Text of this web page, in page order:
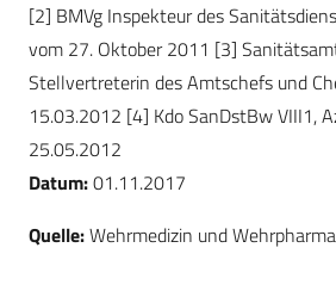
[2] BMVg Inspekteur des
vom 27. Oktober 2011 [3]
Stellvertreterin des Amtschefs und
15.03.2012 [4] Kdo SanDstBw VIII1,
25.05.2012
Datum:01.11.2017
Quelle:Wehrmedizin und